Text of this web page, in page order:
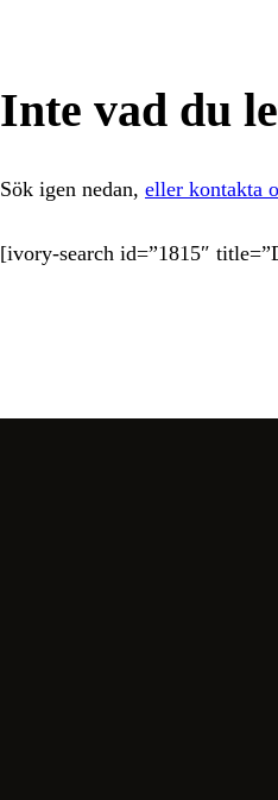
Inte vad du
Sök igen nedan, eller kontakta
[ivory-search id=”1815″